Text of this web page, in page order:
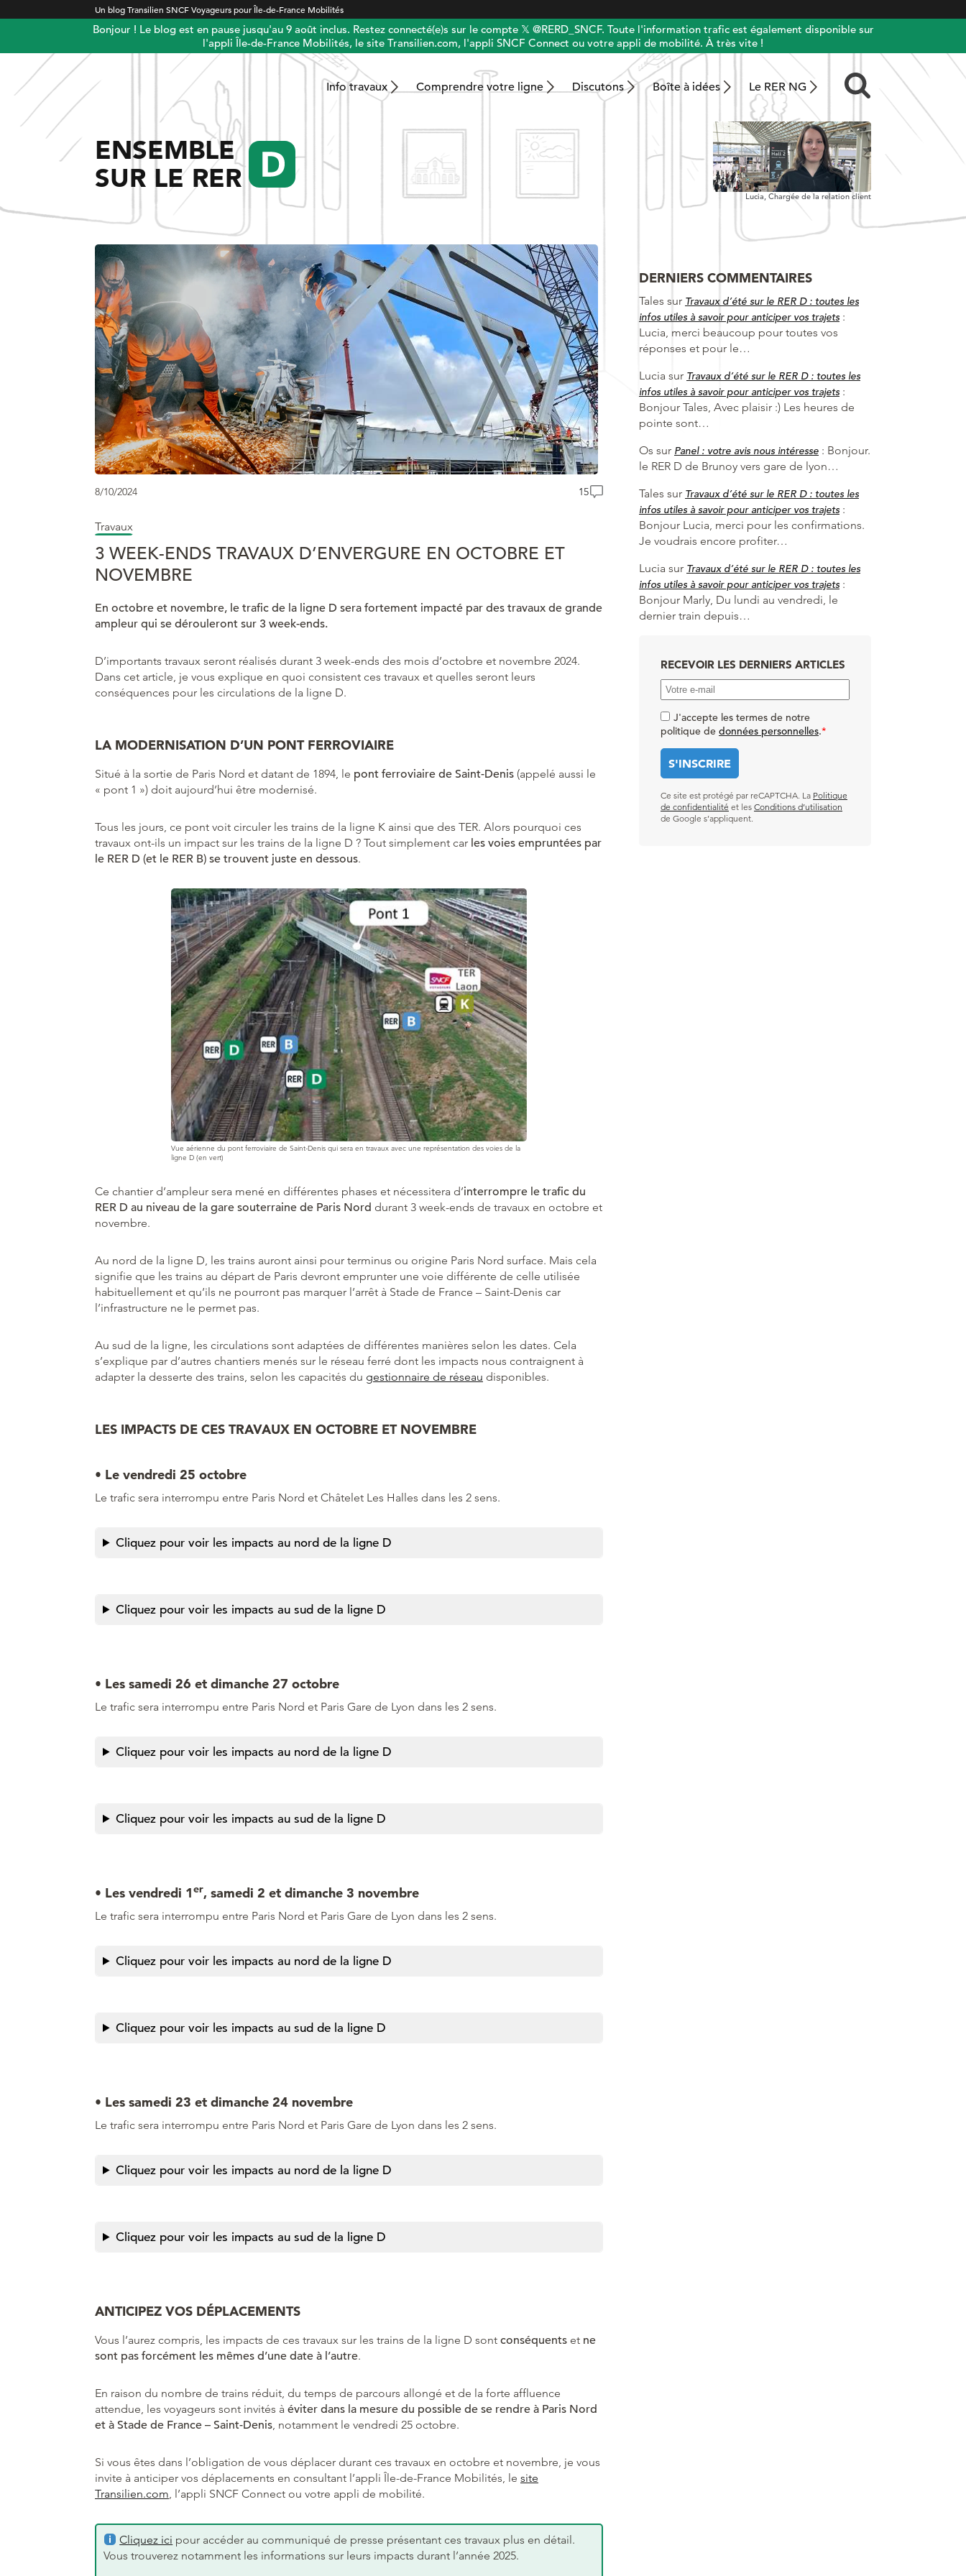
Un blog Transilien SNCF Voyageurs pour Île-de-France Mobilités
Bonjour ! Le blog est en pause jusqu'au 9 août inclus. Restez connecté(e)s sur le compte 𝕏 @RERD_SNCF. Toute l'information trafic est également disponible sur
l'appli Île-de-France Mobilités, le site Transilien.com, l'appli SNCF Connect ou votre appli de mobilité. À très vite !
Info travaux Comprendre votre ligne Discutons Boîte à idées Le RER NG
ENSEMBLE
SUR LE RER
Lucia, Chargée de la relation client
8/10/2024 15
Travaux
3 WEEK-ENDS TRAVAUX D’ENVERGURE EN OCTOBRE ET
NOVEMBRE
En octobre et novembre, le trafic de la ligne D sera fortement impacté par des travaux de grande
ampleur qui se dérouleront sur 3 week-ends.
D’importants travaux seront réalisés durant 3 week-ends des mois d’octobre et novembre 2024.
Dans cet article, je vous explique en quoi consistent ces travaux et quelles seront leurs
conséquences pour les circulations de la ligne D.
LA MODERNISATION D’UN PONT FERROVIAIRE
Situé à la sortie de Paris Nord et datant de 1894, le pont ferroviaire de Saint-Denis (appelé aussi le
« pont 1 ») doit aujourd’hui être modernisé.
Tous les jours, ce pont voit circuler les trains de la ligne K ainsi que des TER. Alors pourquoi ces
travaux ont-ils un impact sur les trains de la ligne D ? Tout simplement car les voies empruntées par
le RER D (et le RER B) se trouvent juste en dessous.
Vue aérienne du pont ferroviaire de Saint-Denis qui sera en travaux avec une représentation des voies de la
ligne D (en vert)
Ce chantier d’ampleur sera mené en différentes phases et nécessitera d’interrompre le trafic du
RER D au niveau de la gare souterraine de Paris Nord durant 3 week-ends de travaux en octobre et
novembre.
Au nord de la ligne D, les trains auront ainsi pour terminus ou origine Paris Nord surface. Mais cela
signifie que les trains au départ de Paris devront emprunter une voie différente de celle utilisée
habituellement et qu’ils ne pourront pas marquer l’arrêt à Stade de France – Saint-Denis car
l’infrastructure ne le permet pas.
Au sud de la ligne, les circulations sont adaptées de différentes manières selon les dates. Cela
s’explique par d’autres chantiers menés sur le réseau ferré dont les impacts nous contraignent à
adapter la desserte des trains, selon les capacités du gestionnaire de réseau disponibles.
LES IMPACTS DE CES TRAVAUX EN OCTOBRE ET NOVEMBRE
• Le vendredi 25 octobre
Le trafic sera interrompu entre Paris Nord et Châtelet Les Halles dans les 2 sens.
Cliquez pour voir les impacts au nord de la ligne D
Cliquez pour voir les impacts au sud de la ligne D
• Les samedi 26 et dimanche 27 octobre
Le trafic sera interrompu entre Paris Nord et Paris Gare de Lyon dans les 2 sens.
Cliquez pour voir les impacts au nord de la ligne D
Cliquez pour voir les impacts au sud de la ligne D
• Les vendredi 1er, samedi 2 et dimanche 3 novembre
Le trafic sera interrompu entre Paris Nord et Paris Gare de Lyon dans les 2 sens.
Cliquez pour voir les impacts au nord de la ligne D
Cliquez pour voir les impacts au sud de la ligne D
• Les samedi 23 et dimanche 24 novembre
Le trafic sera interrompu entre Paris Nord et Paris Gare de Lyon dans les 2 sens.
Cliquez pour voir les impacts au nord de la ligne D
Cliquez pour voir les impacts au sud de la ligne D
ANTICIPEZ VOS DÉPLACEMENTS
Vous l’aurez compris, les impacts de ces travaux sur les trains de la ligne D sont conséquents et ne
sont pas forcément les mêmes d’une date à l’autre.
En raison du nombre de trains réduit, du temps de parcours allongé et de la forte affluence
attendue, les voyageurs sont invités à éviter dans la mesure du possible de se rendre à Paris Nord
et à Stade de France – Saint-Denis, notamment le vendredi 25 octobre.
Si vous êtes dans l’obligation de vous déplacer durant ces travaux en octobre et novembre, je vous
invite à anticiper vos déplacements en consultant l’appli Île-de-France Mobilités, le site
Transilien.com, l’appli SNCF Connect ou votre appli de mobilité.
Cliquez ici pour accéder au communiqué de presse présentant ces travaux plus en détail.
Vous trouverez notamment les informations sur leurs impacts durant l’année 2025.
DERNIERS COMMENTAIRES
Tales sur Travaux d’été sur le RER D : toutes les
infos utiles à savoir pour anticiper vos trajets :
Lucia, merci beaucoup pour toutes vos
réponses et pour le…
Lucia sur Travaux d’été sur le RER D : toutes les
infos utiles à savoir pour anticiper vos trajets :
Bonjour Tales, Avec plaisir :) Les heures de
pointe sont…
Os sur Panel : votre avis nous intéresse : Bonjour.
le RER D de Brunoy vers gare de lyon…
Tales sur Travaux d’été sur le RER D : toutes les
infos utiles à savoir pour anticiper vos trajets :
Bonjour Lucia, merci pour les confirmations.
Je voudrais encore profiter…
Lucia sur Travaux d’été sur le RER D : toutes les
infos utiles à savoir pour anticiper vos trajets :
Bonjour Marly, Du lundi au vendredi, le
dernier train depuis…
RECEVOIR LES DERNIERS ARTICLES
J'accepte les termes de notre
politique de données personnelles.*
Ce site est protégé par reCAPTCHA. La Politique
de confidentialité et les Conditions d’utilisation
de Google s’appliquent.